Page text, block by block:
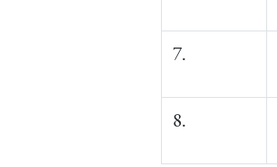
7.
8.